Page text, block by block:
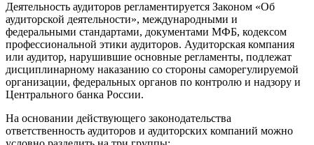
Деятельность аудиторов регламентируется Законом «Об
аудиторской деятельности», международными и
федеральными стандартами, документами МФБ, кодексом
профессиональной этики аудиторов. Аудиторская компания
или аудитор, нарушившие основные регламенты, подлежат
дисциплинарному наказанию со стороны саморегулируемой
организации, федеральных органов по контролю и надзору и
Центрального банка России.
На основании действующего законодательства
ответственность аудиторов и аудиторских компаний можно